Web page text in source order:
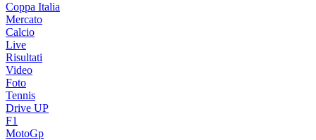
Coppa Italia
Mercato
Calcio
Live
Risultati
Video
Foto
Tennis
Drive UP
F1
MotoGp